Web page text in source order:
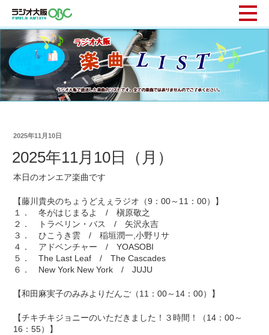
2025年11月10日
2025年11月10日（月）
本日のオンエア楽曲です
【藤川貴央のちょうどえぇラジオ（9：00～11：00）】
１． 冬がはじまるよ / 槇原敬之
２． トラベリン・バス / 矢沢永吉
３． ひこうき雲 / 稲垣潤一,小野リサ
４． アドベンチャー / YOASOBI
５． The Last Leaf / The Cascades
６． New York New York / JUJU
【和田麻実子のみみよりだんご（11：00～14：00）】
【チキチキジョニーのいただきました！３時間！（14：00～
16：55）】